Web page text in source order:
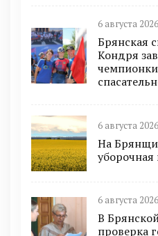
6 августа
Брянская
Кондря
6 августа
На
6 августа
В
проверка